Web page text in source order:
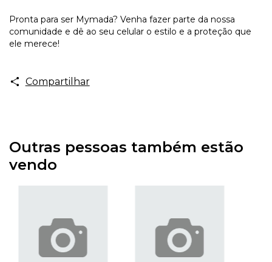
Pronta para ser Mymada? Venha fazer parte da nossa
comunidade e dê ao seu celular o estilo e a proteção que
ele merece!
Compartilhar
Outras pessoas também estão
vendo